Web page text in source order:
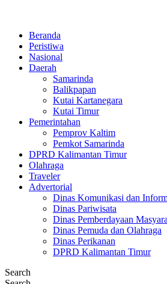
Beranda
Peristiwa
Nasional
Daerah
Samarinda
Balikpapan
Kutai Kartanegara
Kutai Timur
Pemerintahan
Pemprov Kaltim
Pemkot Samarinda
DPRD Kalimantan Timur
Olahraga
Traveler
Advertorial
Dinas Komunikasi dan
Dinas Pariwisata
Dinas Pemberdayaan
Dinas Pemuda dan Olahraga
Dinas Perikanan
DPRD Kalimantan Timur
Search